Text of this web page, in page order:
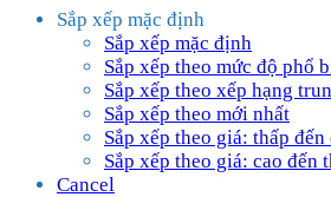
Sắp xếp mặc định
Sắp xếp mặc định
Sắp xếp theo mức độ phổ
Sắp xếp theo xếp hạng
Sắp xếp theo mới nhất
Sắp xếp theo giá: thấp đến
Sắp xếp theo giá: cao đến
Cancel